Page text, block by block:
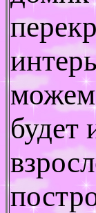
можем
будет